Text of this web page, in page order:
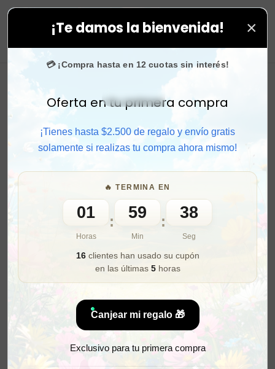
¡Te damos la bienvenida! ×
💳 ¡Compra hasta en 12 cuotas sin interés!
Activar sonido
Oferta en tu primera compra
¡Tienes hasta $2.500 de regalo y envío gratis
solamente si realizas tu compra ahora mismo!
🔥 TERMINA EN
01
Horas
: 59
Min
: 36
Seg
16clientes han usado su cupón
en las últimas 5horas
Canjear mi regalo 🎁
Exclusivo para tu primera compra
tus compras. ⚡ Compra rápido y aprovecha. 💙